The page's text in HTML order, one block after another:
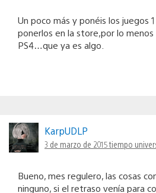
Un poco más y ponéis los juegos
ponerlos en la store,por lo menos
PS4…que ya es algo.
KarpUDLP
3 de marzo de 2015 tiempo
Bueno, mes regulero, las cosas
ninguno, si el retraso venía para